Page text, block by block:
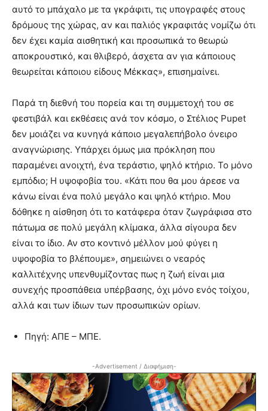
αυτό το μπάχαλο με τα γκράφιτι, τις υπογραφές στους
δρόμους της χώρας, αν και παλιός γκραφιτάς νομίζω ότι
δεν έχει καμία αισθητική και προσωπικά το θεωρώ
αποκρουστικό, και θλιβερό, άσχετα αν για κάποιους
θεωρείται κάποιου είδους Μέκκας», επισημαίνει.
Παρά τη διεθνή του πορεία και τη συμμετοχή του σε
φεστιβάλ και εκθέσεις ανά τον κόσμο, ο Στέλιος Pupet
δεν μοιάζει να κυνηγά κάποιο μεγαλεπήβολο όνειρο
αναγνώρισης. Υπάρχει όμως μια πρόκληση που
παραμένει ανοιχτή, ένα τεράστιο, ψηλό κτήριο. Το μόνο
εμπόδιο; Η υψοφοβία του. «Κάτι που θα μου άρεσε να
κάνω είναι ένα πολύ μεγάλο και ψηλό κτήριο. Μου
δόθηκε η αίσθηση ότι το κατάφερα όταν ζωγράφισα στο
πάτωμα σε πολύ μεγάλη κλίμακα, άλλα σίγουρα δεν
είναι το ίδιο. Αν στο κοντινό μέλλον μού φύγει η
υψοφοβία το βλέπουμε», σημειώνει ο νεαρός
καλλιτέχνης υπενθυμίζοντας πως η ζωή είναι μια
συνεχής προσπάθεια υπέρβασης, όχι μόνο ενός τοίχου,
αλλά και των ίδιων των προσωπικών ορίων.
Πηγή: ΑΠΕ – ΜΠΕ.
-Advertisement / Διαφήμιση-